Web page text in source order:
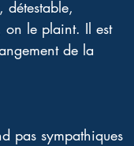
on le plaint. Il est
de la
pas sympathiques